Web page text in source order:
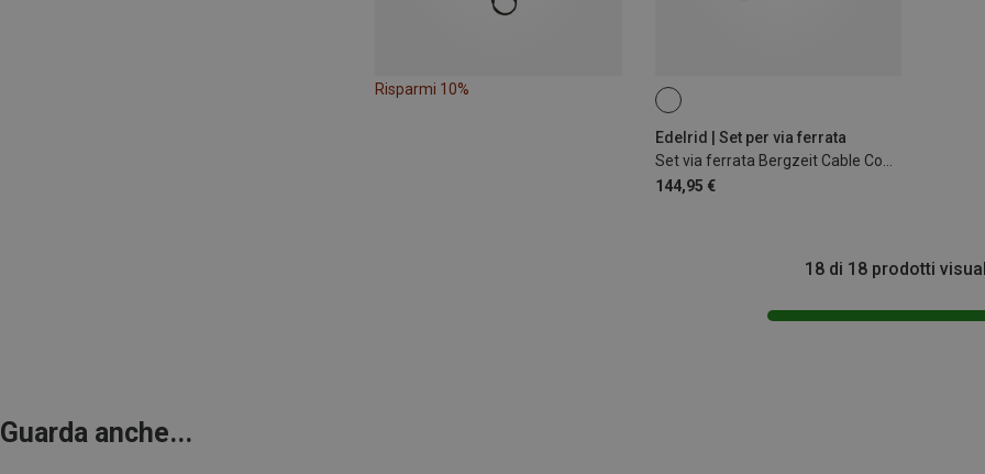
Risparmi 10%
Edelrid | Set per via ferrata
Set via ferrata Bergzeit Cable Comfort 6.0
144,95 €
18 di 18 prodotti
Guarda anche...